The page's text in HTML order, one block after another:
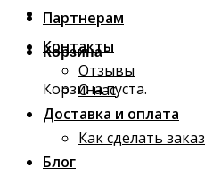
Корзина
Корзина пуста.
Партнерам
Контакты
Отзывы
О нас
Доставка и оплата
Как сделать заказ
Блог